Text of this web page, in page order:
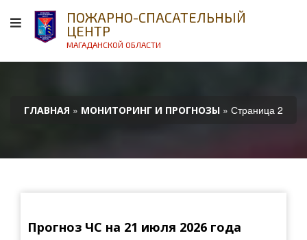
ПОЖАРНО-СПАСАТЕЛЬНЫЙ
ЦЕНТР
МАГАДАНСКОЙ ОБЛАСТИ
ГЛАВНАЯ » МОНИТОРИНГ И ПРОГНОЗЫ » Страница 2
Прогноз ЧС на 21 июля 2026 года